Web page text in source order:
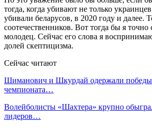
тогда, когда убивают не только
убивали беларусов, в 2020 году и далее.
соотечественников. Вот тогда бы я точно
молодец. Сейчас его слова я
долей скептицизма.
Сейчас читают
Шиманович и Шкурдай одержали победы
чемпионата…
Волейболисты «Шахтера» крупно
лидеров…